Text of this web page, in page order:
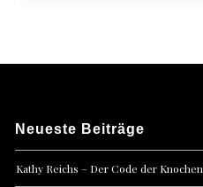
Neueste Beiträge
Kathy Reichs – Der Code der Knochen